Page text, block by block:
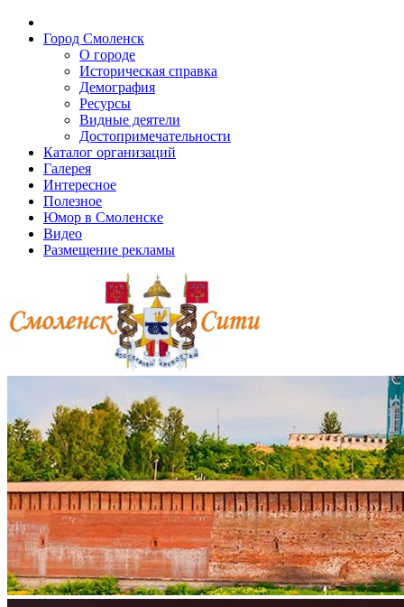
Город Смоленск
О городе
Историческая справка
Демография
Ресурсы
Видные деятели
Достопримечательности
Каталог организаций
Галерея
Интересное
Полезное
Юмор в Смоленске
Видео
Размещение рекламы